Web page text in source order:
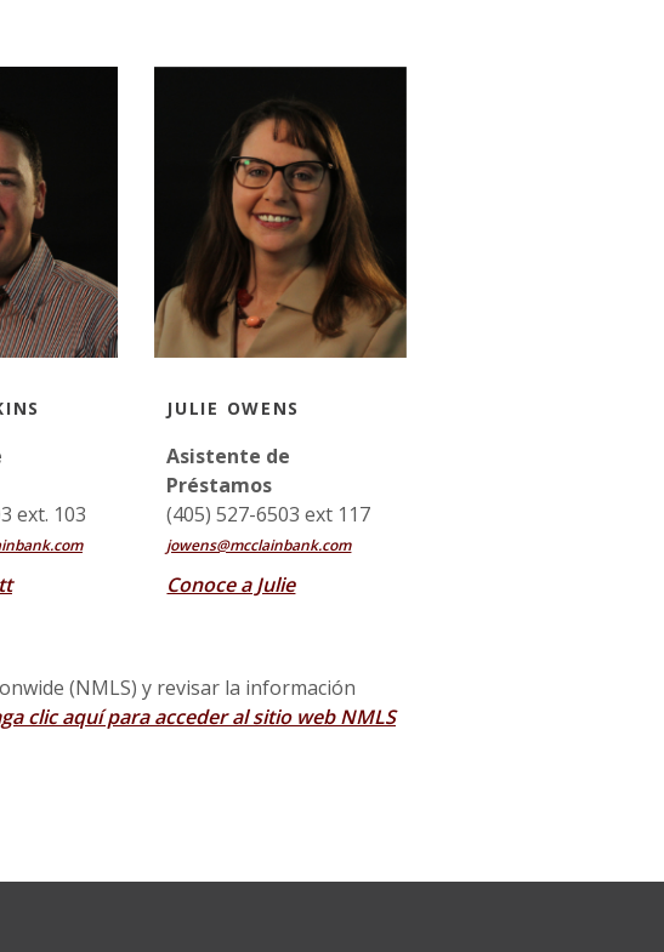
ext. 103
JULIE OWENS
Asistente de
Préstamos
(405) 527-6503 ext 117
jowens@mcclainbank.com
Conoce a Julie
(NMLS) y revisar la información
clic aquí para acceder al sitio web NMLS